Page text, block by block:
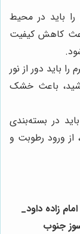
را باید در محیط
کاهش کیفیت
را باید دور از نور
باعث خشک
در بسته‌بندی
ورود رطوبت و
زاده داود_
جنوب